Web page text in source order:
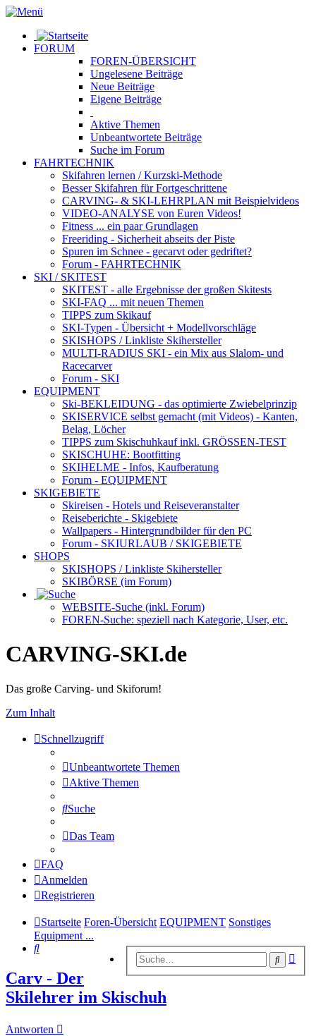
FORUM
FOREN-ÜBERSICHT
Ungelesene Beiträge
Neue Beiträge
Eigene Beiträge
Aktive Themen
Unbeantwortete Beiträge
Suche im Forum
FAHRTECHNIK
Skifahren lernen / Kurzski-Methode
Besser Skifahren für Fortgeschrittene
CARVING- & SKI-LEHRPLAN mit Beispielvideos
VIDEO-ANALYSE von Euren Videos!
Fitness ... ein paar Grundlagen
Freeriding - Sicherheit abseits der Piste
Spuren im Schnee - gecarvt oder gedriftet?
Forum - FAHRTECHNIK
SKI / SKITEST
SKITEST - alle Ergebnisse der großen Skitests
SKI-FAQ ... mit neuen Themen
TIPPS zum Skikauf
SKI-Typen - Übersicht + Modellvorschläge
SKISHOPS / Linkliste Skihersteller
MULTI-RADIUS SKI - ein Mix aus Slalom- und
Racecarver
Forum - SKI
EQUIPMENT
Ski-BEKLEIDUNG - das optimierte Zwiebelprinzip
SKISERVICE selbst gemacht (mit Videos) - Kanten,
Belag, Löcher
TIPPS zum Skischuhkaufinkl. GRÖSSEN-TEST
SKISCHUHE: Bootfitting
SKIHELME - Infos, Kaufberatung
Forum - EQUIPMENT
SKIGEBIETE
Skireisen - Hotels und Reiseveranstalter
Reiseberichte - Skigebiete
Wallpapers - Hintergrundbilder für den PC
Forum - SKIURLAUB / SKIGEBIETE
SHOPS
SKISHOPS / Linkliste Skihersteller
SKIBÖRSE (im Forum)
WEBSITE-Suche (inkl. Forum)
FOREN-Suche: speziell nach Kategorie, User, etc.
CARVING-SKI.de
Das große Carving- und Skiforum!
Zum Inhalt
Schnellzugriff
Unbeantwortete Themen
Aktive Themen
Suche
Das Team
FAQ
Anmelden
Registrieren
Startseite Foren-Übersicht EQUIPMENT Sonstiges
Equipment ...
Suche
Suche
Carv - Der
Skilehrer im Skischuh
Antworten